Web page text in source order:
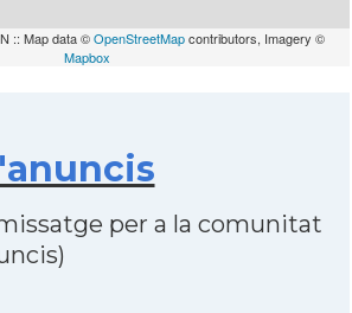
:: Map data ©OpenStreetMapcontributors, Imagery ©
Mapbox
per a la comunitat